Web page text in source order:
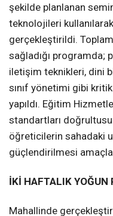
şekilde planlanan
teknolojileri
gerçekleştirildi.
sağladığı programda;
iletişim teknikleri, dini
sınıf yönetimi gibi
yapıldı. Eğitim
standartları
öğreticilerin sahadaki
güçlendirilmesi
İKİ HAFTALIK YOĞUN
Mahallinde